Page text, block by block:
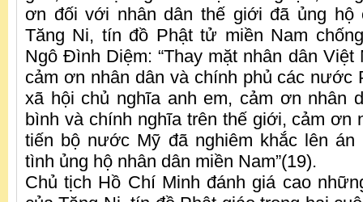
ơn đối với nhân dân thế giới đã ủng hộ
Tăng Ni, tín đồ Phật tử miền Nam
Ngô Đình Diệm: “Thay mặt nhân dân Việt
cảm ơn nhân dân và chính phủ các nước
xã hội chủ nghĩa anh em, cảm ơn nhân
bình và chính nghĩa trên thế giới, cảm ơn
tiến bộ nước Mỹ đã nghiêm khắc lên
tình ủng hộ nhân dân miền Nam”(19).
Chủ tịch Hồ Chí Minh đánh giá cao